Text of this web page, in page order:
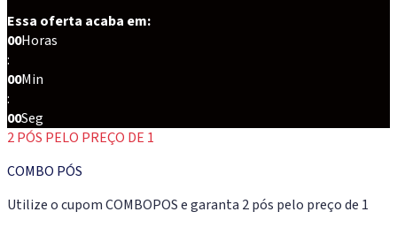
Essa oferta acaba em:
00Horas
:
00Min
:
00Seg
2 PÓS PELO PREÇO DE 1
COMBO PÓS
Utilize o cupom COMBOPOS e garanta 2 pós pelo preço de 1